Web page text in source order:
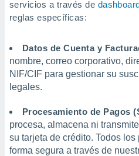
servicios a través de
reglas específicas:
Datos de Cuenta y
nombre, correo corporativo,
NIF/CIF para gestionar su
legales.
Procesamiento de Pagos
procesa, almacena ni
su tarjeta de crédito. Todos
forma segura a través de